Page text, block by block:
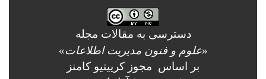
دسترسی به مقالات مجله
«علوم و فنون مدیریت اطلاعات»
بر اساس مجوز کرییتیو کامنز